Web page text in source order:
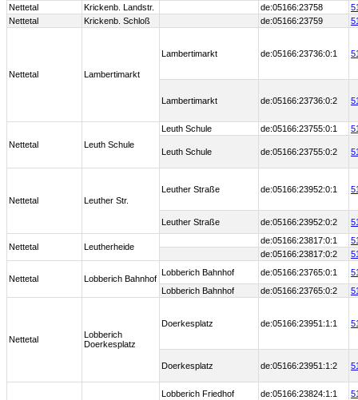
Nettetal
Krickenb. Landstr. de:05166:23758
Nettetal
Krickenb. Schloß de:05166:23759
Nettetal Lambertimarkt
Lambertimarkt de:05166:23736:0:1
Lambertimarkt de:05166:23736:0:2
Nettetal Leuth Schule
Leuth Schule de:05166:23755:0:1
Leuth Schule de:05166:23755:0:2
Nettetal Leuther Str.
Leuther Straße de:05166:23952:0:1
Leuther Straße de:05166:23952:0:2
Nettetal Leutherheide
de:05166:23817:0:1
de:05166:23817:0:2
Nettetal Lobberich Bahnhof
Lobberich Bahnhof de:05166:23765:0:1
Lobberich Bahnhof
de:05166:23765:0:2
Nettetal
Lobberich
Doerkesplatz
Doerkesplatz de:05166:23951:1:1
Doerkesplatz de:05166:23951:1:2
Lobberich Friedhof de:05166:23824:1:1